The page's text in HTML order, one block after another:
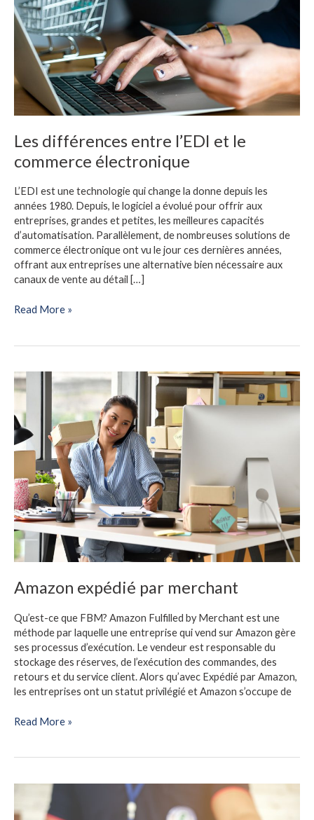
Les différences entre l’EDI et le
commerce électronique
L’EDI est une technologie qui change la donne depuis les
années 1980. Depuis, le logiciel a évolué pour offrir aux
entreprises, grandes et petites, les meilleures capacités
d’automatisation. Parallèlement, de nombreuses solutions de
commerce électronique ont vu le jour ces dernières années,
offrant aux entreprises une alternative bien nécessaire aux
canaux de vente au détail […]
le
commerce
électronique
Read More »
Amazon expédié par merchant
Qu’est-ce que FBM? Amazon Fulfilled by Merchant est une
méthode par laquelle une entreprise qui vend sur Amazon gère
ses processus d’exécution. Le vendeur est responsable du
stockage des réserves, de l’exécution des commandes, des
retours et du service client. Alors qu’avec Expédié par Amazon,
les entreprises ont un statut privilégié et Amazon s’occupe de
Amazon
expédié
merchant
Read More »